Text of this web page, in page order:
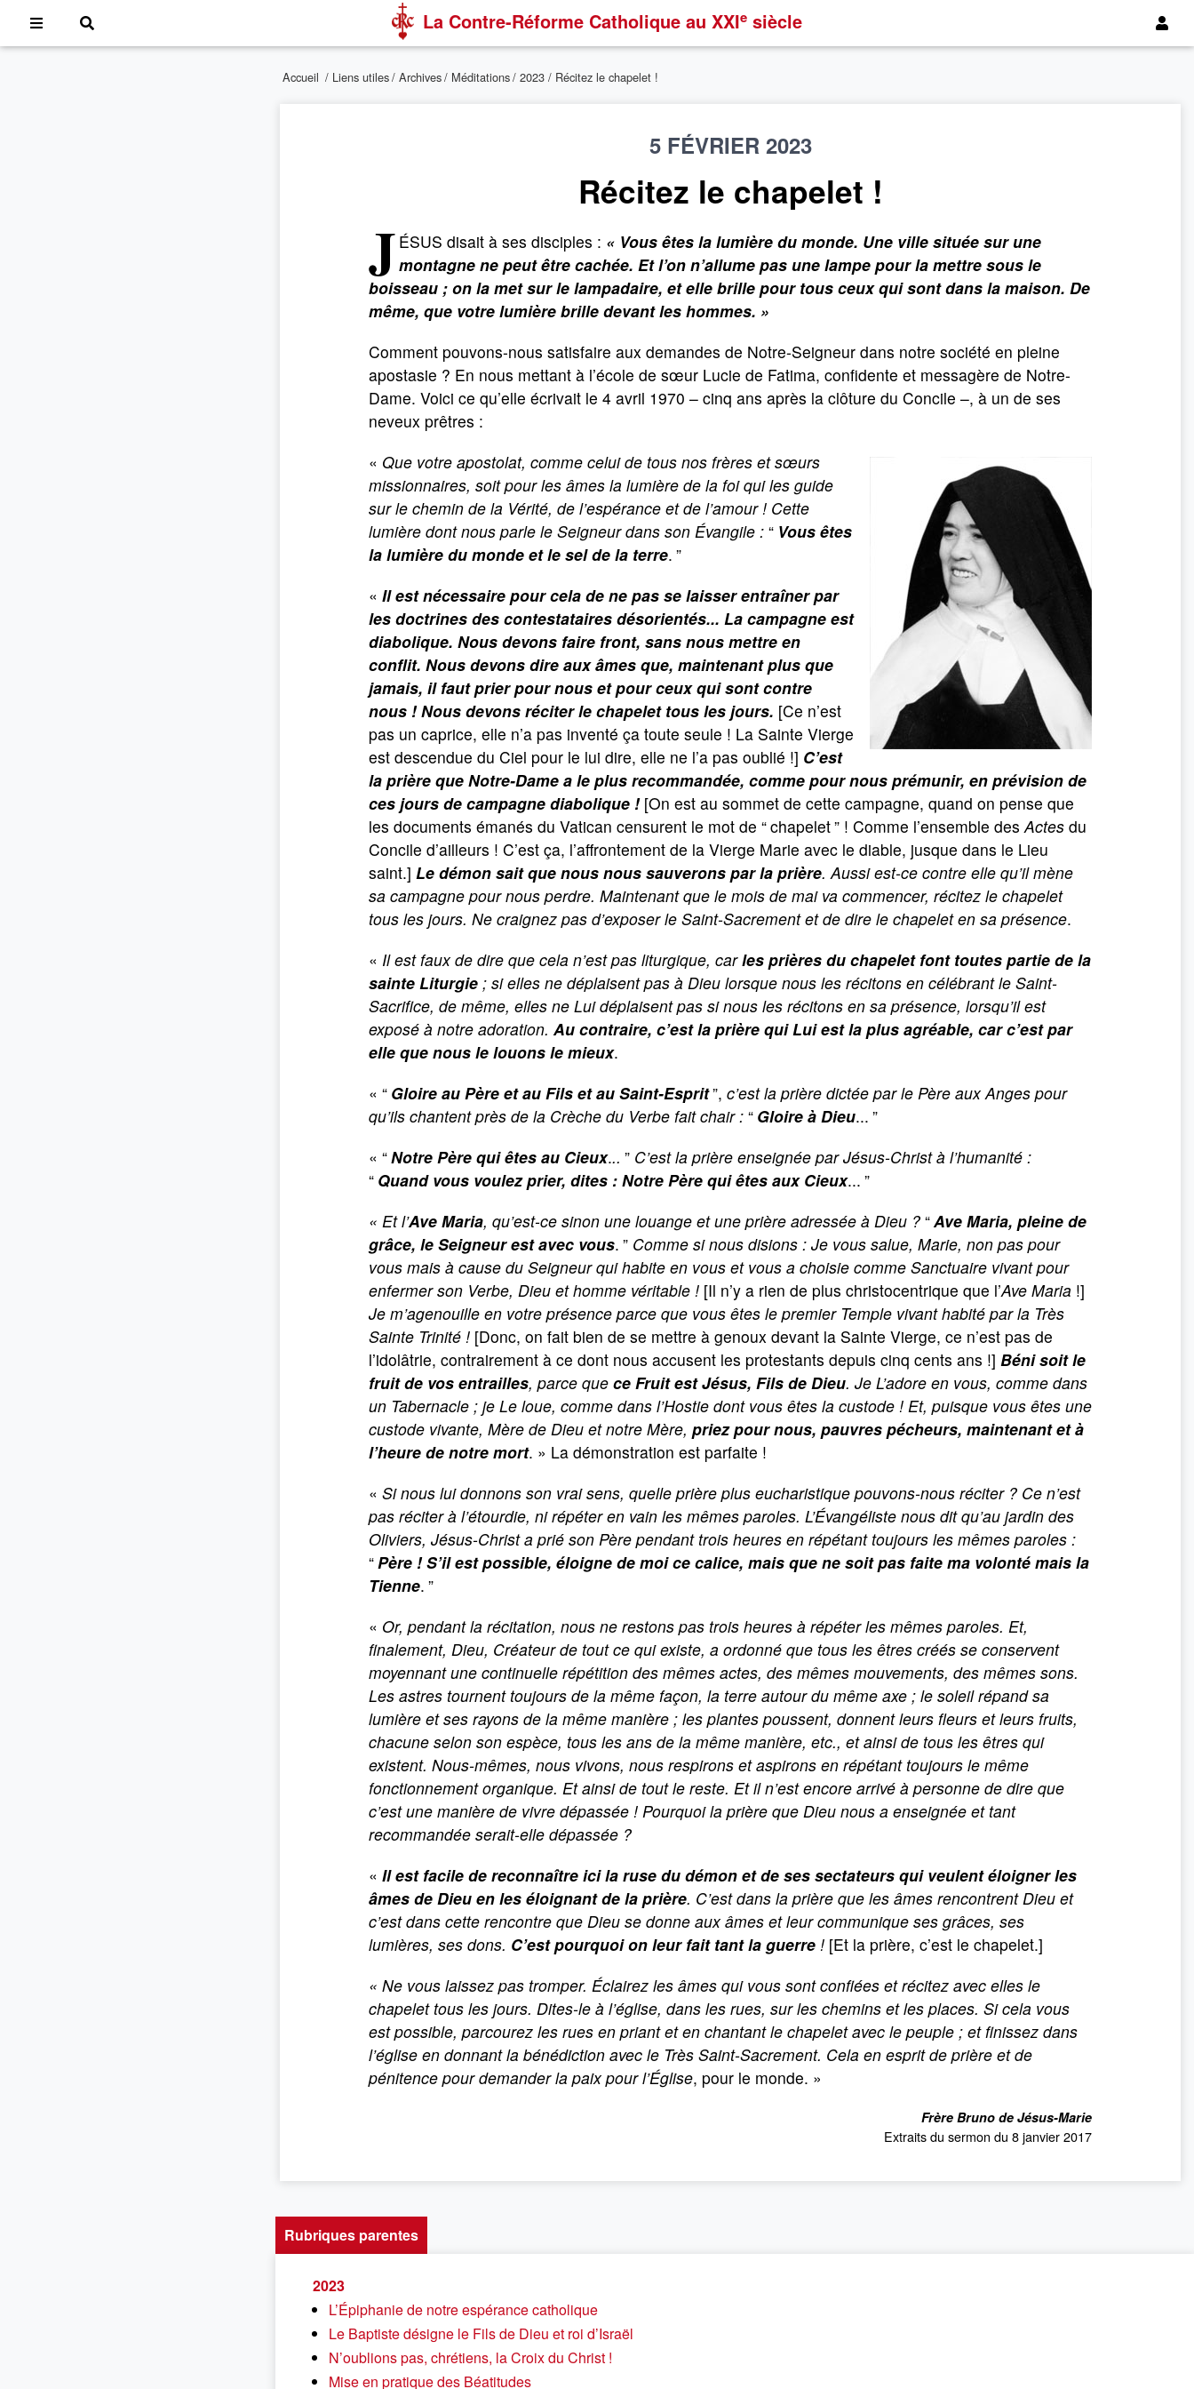
La Contre-Réforme Catholique au XXIe siècle
Accueil / Liens utiles/ Archives/ Méditations/ 2023 / Récitez le chapelet !
5 FÉVRIER 2023
Récitez le chapelet !
J ÉSUS disait à ses disciples : « Vous êtes la lumière du monde. Une ville située sur une
montagne ne peut être cachée. Et l’on n’allume pas une lampe pour la mettre sous le
boisseau ; on la met sur le lampadaire, et elle brille pour tous ceux qui sont dans la maison. De
même, que votre lumière brille devant les hommes. »
Comment pouvons-nous satisfaire aux demandes de Notre-Seigneur dans notre société en pleine
apostasie ? En nous mettant à l’école de sœur Lucie de Fatima, confidente et messagère de Notre-
Dame. Voici ce qu’elle écrivait le 4 avril 1970 – cinq ans après la clôture du Concile –, à un de ses
neveux prêtres :
« Que votre apostolat, comme celui de tous nos frères et sœurs
missionnaires, soit pour les âmes la lumière de la foi qui les guide
sur le chemin de la Vérité, de l’espérance et de l’amour ! Cette
lumière dont nous parle le Seigneur dans son Évangile : “ Vous êtes
la lumière du monde et le sel de la terre. ”
« Il est nécessaire pour cela de ne pas se laisser entraîner par
les doctrines des contestataires désorientés... La campagne est
diabolique. Nous devons faire front, sans nous mettre en
conflit. Nous devons dire aux âmes que, maintenant plus que
jamais, il faut prier pour nous et pour ceux qui sont contre
nous ! Nous devons réciter le chapelet tous les jours. [Ce n’est
pas un caprice, elle n’a pas inventé ça toute seule ! La Sainte Vierge
est descendue du Ciel pour le lui dire, elle ne l’a pas oublié !] C’est
la prière que Notre-Dame a le plus recommandée, comme pour nous prémunir, en prévision de
ces jours de campagne diabolique ! [On est au sommet de cette campagne, quand on pense que
les documents émanés du Vatican censurent le mot de “chapelet” ! Comme l’ensemble desActes du
Concile d’ailleurs ! C’est ça, l’affrontement de la Vierge Marie avec le diable, jusque dans le Lieu
saint.] Le démon sait que nous nous sauverons par la prière. Aussi est-ce contre elle qu’il mène
sa campagne pour nous perdre. Maintenant que le mois de mai va commencer, récitez le chapelet
tous les jours. Ne craignez pas d’exposer le Saint-Sacrement et de dire le chapelet en sa présence.
« Il est faux de dire que cela n’est pas liturgique, carles prières du chapelet font toutes partie de la
sainte Liturgie ; si elles ne déplaisent pas à Dieu lorsque nous les récitons en célébrant le Saint-
Sacrifice, de même, elles ne Lui déplaisent pas si nous les récitons en sa présence, lorsqu’il est
exposé à notre adoration. Au contraire, c’est la prière qui Lui est la plus agréable, car c’est par
elle que nous le louons le mieux.
« “ Gloire au Père et au Fils et au Saint-Esprit”, c’est la prière dictée par le Père aux Anges pour
qu’ils chantent près de la Crèche du Verbe fait chair : “ Gloire à Dieu... ”
« “Notre Père qui êtes au Cieux... ” C’est la prière enseignée par Jésus-Christ à l’humanité :
“ Quand vous voulez prier, dites : Notre Père qui êtes aux Cieux... ”
« Et l’Ave Maria, qu’est-ce sinon une louange et une prière adressée à Dieu ? “Ave Maria, pleine de
grâce, le Seigneur est avec vous. ” Comme si nous disions : Je vous salue, Marie, non pas pour
vous mais à cause du Seigneur qui habite en vous et vous a choisie comme Sanctuaire vivant pour
enfermer son Verbe, Dieu et homme véritable ! [Il n’y a rien de plus christo­centrique que l’Ave Maria !]
Je m’agenouille en votre présence parce que vous êtes le premier Temple vivant habité par la Très
Sainte Trinité ! [Donc, on fait bien de se mettre à genoux devant la Sainte Vierge, ce n’est pas de
l’idolâtrie, contrairement à ce dont nous accusent les protestants depuis cinq cents ans !] Béni soit le
fruit de vos entrailles, parce que ce Fruit est Jésus, Fils de Dieu. Je L’adore en vous, comme dans
un Tabernacle ; je Le loue, comme dans l’Hostie dont vous êtes la custode ! Et, puisque vous êtes une
custode vivante, Mère de Dieu et notre Mère, priez pour nous, pauvres pécheurs, maintenant et à
l’heure de notre mort. » La démonstration est parfaite !
« Si nous lui donnons son vrai sens, quelle prière plus eucharistique pouvons-nous réciter ? Ce n’est
pas réciter à l’étourdie, ni répéter en vain les mêmes paroles. L’Évangéliste nous dit qu’au jardin des
Oliviers, Jésus-Christ a prié son Père pendant trois heures en répétant toujours les mêmes paroles :
“Père ! S’il est possible, éloigne de moi ce calice, mais que ne soit pas faite ma volonté mais la
Tienne. ”
« Or, pendant la récitation, nous ne restons pas trois heures à répéter les mêmes paroles. Et,
finalement, Dieu, Créateur de tout ce qui existe, a ordonné que tous les êtres créés se conservent
moyennant une continuelle répétition des mêmes actes, des mêmes mouvements, des mêmes sons.
Les astres tournent toujours de la même façon, la terre autour du même axe ; le soleil répand sa
lumière et ses rayons de la même manière ; les plantes poussent, donnent leurs fleurs et leurs fruits,
chacune selon son espèce, tous les ans de la même manière, etc., et ainsi de tous les êtres qui
existent. Nous-mêmes, nous vivons, nous respirons et aspirons en répétant toujours le même
fonctionnement organique. Et ainsi de tout le reste. Et il n’est encore arrivé à personne de dire que
c’est une manière de vivre dépassée ! Pourquoi la prière que Dieu nous a enseignée et tant
recommandée serait-elle dépassée ?
« Il est facile de reconnaître ici la ruse du démon et de ses sectateurs qui veulent éloigner les
âmes de Dieu en les éloignant de la prière. C’est dans la prière que les âmes rencontrent Dieu et
c’est dans cette rencontre que Dieu se donne aux âmes et leur communique ses grâces, ses
lumières, ses dons. C’est pourquoi on leur fait tant la guerre ! [Et la prière, c’est le chapelet.]
« Ne vous laissez pas tromper. Éclairez les âmes qui vous sont confiées et récitez avec elles le
chapelet tous les jours. Dites-le à l’église, dans les rues, sur les chemins et les places. Si cela vous
est possible, parcourez les rues en priant et en chantant le chapelet avec le peuple ; et finissez dans
l’église en donnant la bénédiction avec le Très Saint-Sacrement. Cela en esprit de prière et de
pénitence pour demander la paix pour l’Église, pour le monde. »
Frère Bruno de Jésus-Marie
Extraits du sermon du 8 janvier 2017
Rubriques parentes
2023
L’Épiphanie de notre espérance catholique
Le Baptiste désigne le Fils de Dieu et roi d’Israël
N’oublions pas, chrétiens, la Croix du Christ !
Mise en pratique des Béatitudes